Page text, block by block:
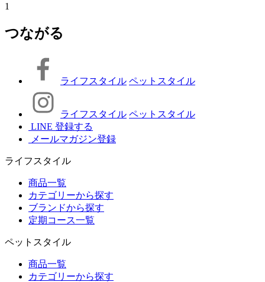
1
つながる
ライフスタイル ペットスタイル
ライフスタイル ペットスタイル
LINE 登録する
メールマガジン登録
ライフスタイル
商品一覧
カテゴリーから探す
ブランドから探す
定期コース一覧
ペットスタイル
商品一覧
カテゴリーから探す